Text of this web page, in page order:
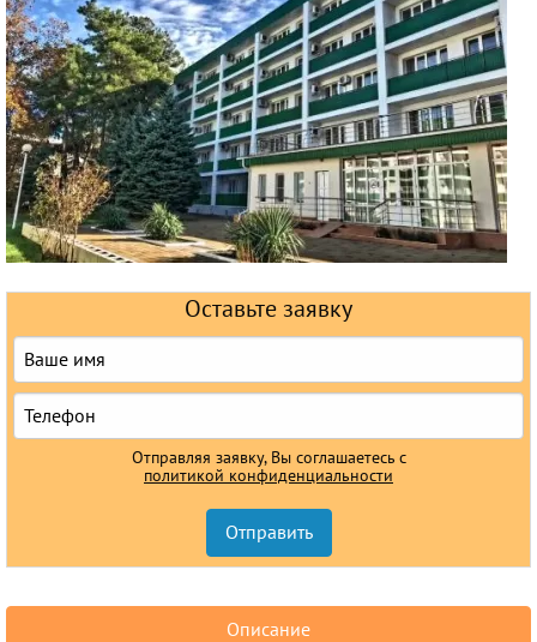
Раннее бронирование
Железнодорожные туры
Круизы
Оставьте заявку
Отправляя заявку, Вы соглашаетесь с
политикой конфиденциальности
Описание